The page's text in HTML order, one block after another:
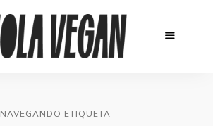
NAVEGANDO ETIQUETA